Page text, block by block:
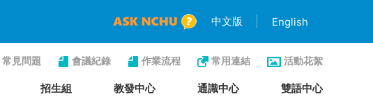
中文版 English
常見問題 會議紀錄 作業流程 常用連結 活動花絮
招生組 教發中心 通識中心 雙語中心